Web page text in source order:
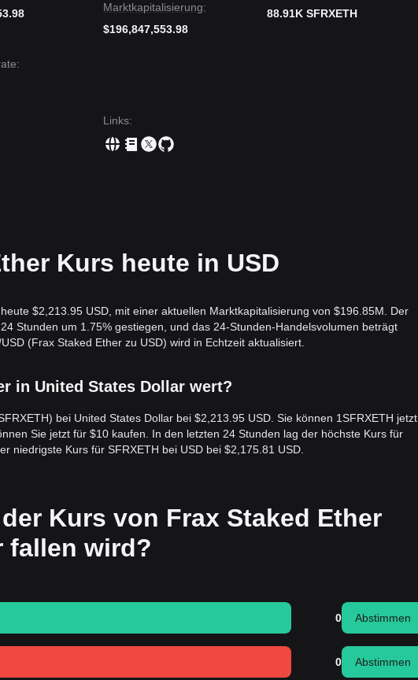
Marktkapitalisierung:
$196,847,553.98
88.91K SFRXETH
Links:
Kurs heute in USD
$2,213.95 USD, mit einer aktuellen Marktkapitalisierung von $196.85M. Der
Stunden um 1.75% gestiegen, und das 24-Stunden-Handelsvolumen beträgt
(Frax Staked Ether zu USD) wird in Echtzeit aktualisiert.
in United States Dollar wert?
bei United States Dollar bei $2,213.95 USD. Sie können 1SFRXETH jetzt
Sie jetzt für $10 kaufen. In den letzten 24 Stunden lag der höchste Kurs für
niedrigste Kurs für SFRXETH bei USD bei $2,175.81 USD.
Kurs von Frax Staked Ether
fallen wird?
0 Abstimmen
0 Abstimmen